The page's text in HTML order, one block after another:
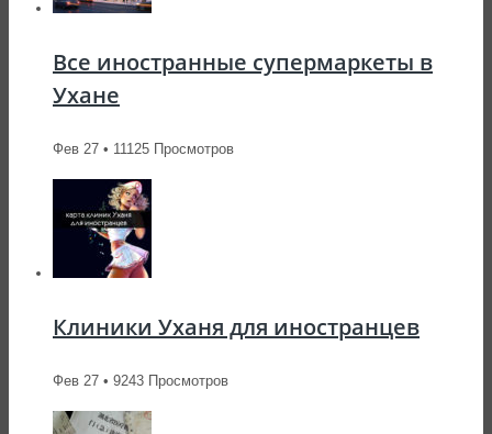
Все иностранные супермаркеты в
Ухане
Фев 27 • 11125 Просмотров
Клиники Уханя для иностранцев
Фев 27 • 9243 Просмотров